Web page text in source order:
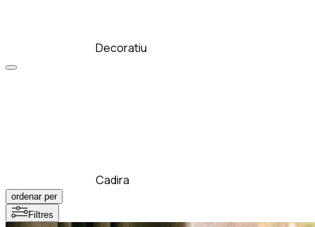
Decoratiu
Cadira
ordenar per
Filtres